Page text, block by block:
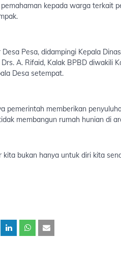
kepada warga terkait
Pesa, didampingi Kepala
A. Rifaid, Kalak BPBD diwakili
Desa setempat.
pemerintah memberikan
membangun rumah hunian di
bukan hanya untuk diri kita